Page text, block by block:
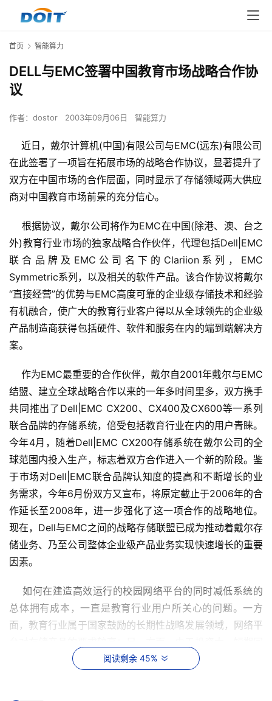
首页 智能算力
DELL与EMC签署中国教育市场战略合作协
议
作者： dostor 2003年09月06日 智能算力
近日，戴尔计算机(中国)有限公司与EMC(远东)有限公司
在此签署了一项旨在拓展市场的战略合作协议，显著提升了
双方在中国市场的合作层面，同时显示了存储领域两大供应
商对中国教育市场前景的充分信心。
根据协议，戴尔公司将作为EMC在中国(除港、澳、台之
外)教育行业市场的独家战略合作伙伴，代理包括Dell|EMC
联合品牌及EMC公司名下的Clariion系列，EMC
Symmetric系列，以及相关的软件产品。该合作协议将戴尔
“直接经营”的优势与EMC高度可靠的企业级存储技术和经验
有机融合，使广大的教育行业客户得以从全球领先的企业级
产品制造商获得包括硬件、软件和服务在内的端到端解决方
案。
作为EMC最重要的合作伙伴，戴尔自2001年戴尔与EMC
结盟、建立全球战略合作以来的一年多时间里多，双方携手
共同推出了Dell|EMC CX200、CX400及CX600等一系列
联合品牌的存储系统，倍受包括教育行业在内的用户青睐。
今年4月，随着Dell|EMC CX200存储系统在戴尔公司的全
球范围内投入生产，标志着双方合作进入一个新的阶段。鉴
于市场对Dell|EMC联合品牌认知度的提高和不断增长的业
务需求，今年6月份双方又宣布，将原定截止于2006年的合
作延长至2008年，进一步强化了这一项合作的战略地位。
现在，Dell与EMC之间的战略存储联盟已成为推动着戴尔存
储业务、乃至公司整体企业级产品业务实现快速增长的重要
因素。
如何在建造高效运行的校园网络平台的同时减低系统的
总体拥有成本，一直是教育行业用户所关心的问题。一方
面，教育行业属于国家鼓励的长期性战略发展领域，网络平
报小，用户对价格方面的因素尤为敏感。戴尔与EMC的强
阅读剩余 45%